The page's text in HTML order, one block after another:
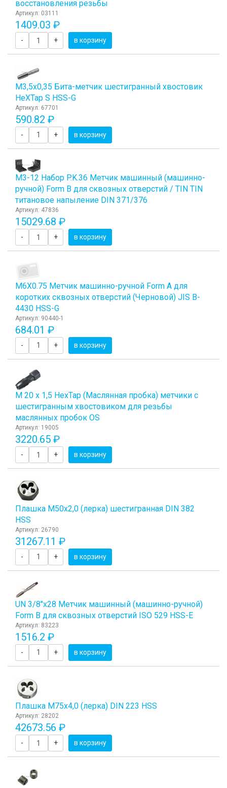
восстановления резьбы
Артикул: 03111
1409.03 ₽
- + в корзину
М3,5х0,35 Бита-метчик шестигранный хвостовик
HeХTap S HSS-G
Артикул: 67701
590.82 ₽
- + в корзину
М3-12 Набор P.K.36 Метчик машинный (машинно-
ручной) Form B для сквозных отверстий / TIN TIN
титановое напыление DIN 371/376
Артикул: 47836
15029.68 ₽
- + в корзину
М6Х0.75 Метчик машинно-ручной Form A для
коротких сквозных отверстий (Черновой) JIS B-
4430 HSS-G
Артикул: 90440-1
684.01 ₽
- + в корзину
М 20 х 1,5 HexTap (Маслянная пробка) метчики с
шестигранным хвостовиком для резьбы
маслянных пробок OS
Артикул: 19005
3220.65 ₽
- + в корзину
Плашка М50x2,0 (лерка) шестигранная DIN 382
HSS
Артикул: 26790
31267.11 ₽
- + в корзину
UN 3/8"х28 Метчик машинный (машинно-ручной)
Form B для сквозных отверстий ISO 529 HSS-E
Артикул: 83223
1516.2 ₽
- + в корзину
Плашка М75x4,0 (лерка) DIN 223 HSS
Артикул: 28202
42673.56 ₽
- + в корзину